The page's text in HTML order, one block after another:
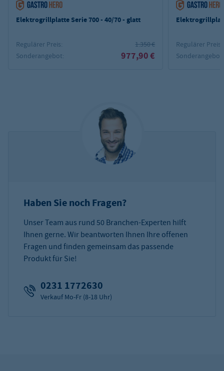
Elektrogrillplatte Serie 700 - 40/70 - glatt
Regulärer Preis:
1.350 €
Sonderangebot:
977,90 €
Regulärer Preis:
Sonderangebot:
Haben Sie noch Fragen?
Unser Team aus rund 50 Branchen-Experten hilft
Ihnen gerne. Wir beantworten Ihnen Ihre offenen
Fragen und finden gemeinsam das passende
Produkt für Sie!
0231 1772630
Verkauf Mo-Fr (8-18 Uhr)